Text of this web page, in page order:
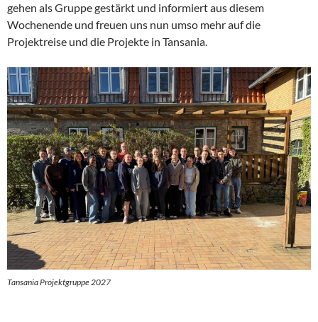
gehen als Gruppe gestärkt und informiert aus diesem
Wochenende und freuen uns nun umso mehr auf die
Projektreise und die Projekte in Tansania.
Tansania Projektgruppe 2027